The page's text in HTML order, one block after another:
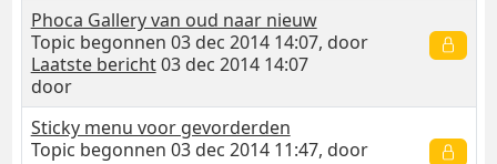
Phoca Gallery van oud naar nieuw
Topic begonnen 03 dec 2014 14:07, door
Laatste bericht03 dec 2014 14:07
door
Sticky menu voor gevorderden
Topic begonnen 03 dec 2014 11:47, door